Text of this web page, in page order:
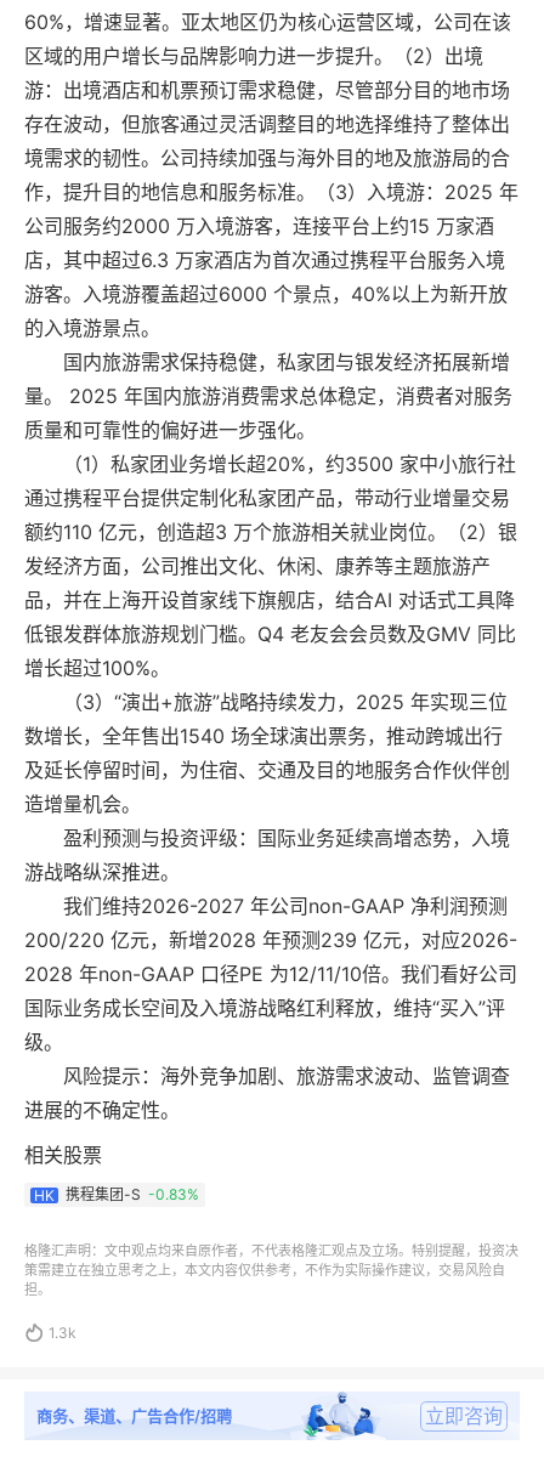
60%，增速显著。亚太地区仍为核心运营区域，公司在该
区域的用户增长与品牌影响力进一步提升。（2）出境
游：出境酒店和机票预订需求稳健，尽管部分目的地市场
存在波动，但旅客通过灵活调整目的地选择维持了整体出
境需求的韧性。公司持续加强与海外目的地及旅游局的合
作，提升目的地信息和服务标准。（3）入境游：2025 年
公司服务约2000 万入境游客，连接平台上约15 万家酒
店，其中超过6.3 万家酒店为首次通过携程平台服务入境
游客。入境游覆盖超过6000 个景点，40%以上为新开放
的入境游景点。
国内旅游需求保持稳健，私家团与银发经济拓展新增
量。 2025 年国内旅游消费需求总体稳定，消费者对服务
质量和可靠性的偏好进一步强化。
（1）私家团业务增长超20%，约3500 家中小旅行社
通过携程平台提供定制化私家团产品，带动行业增量交易
额约110 亿元，创造超3 万个旅游相关就业岗位。（2）银
发经济方面，公司推出文化、休闲、康养等主题旅游产
品，并在上海开设首家线下旗舰店，结合AI 对话式工具降
低银发群体旅游规划门槛。Q4 老友会会员数及GMV 同比
增长超过100%。
（3）“演出+旅游”战略持续发力，2025 年实现三位
数增长，全年售出1540 场全球演出票务，推动跨城出行
及延长停留时间，为住宿、交通及目的地服务合作伙伴创
造增量机会。
盈利预测与投资评级：国际业务延续高增态势，入境
游战略纵深推进。
我们维持2026-2027 年公司non-GAAP 净利润预测
200/220 亿元，新增2028 年预测239 亿元，对应2026-
2028 年non-GAAP 口径PE 为12/11/10倍。我们看好公司
国际业务成长空间及入境游战略红利释放，维持“买入”评
级。
风险提示：海外竞争加剧、旅游需求波动、监管调查
进展的不确定性。
相关股票
HK 携程集团-S -0.83%
格隆汇声明：文中观点均来自原作者，不代表格隆汇观点及立场。特别提醒，投资决
策需建立在独立思考之上，本文内容仅供参考，不作为实际操作建议，交易风险自
担。
 1.3k
商务、渠道、广告合作/招聘 立即咨询